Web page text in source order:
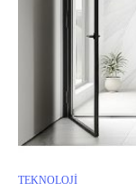
TEKNOLOJI